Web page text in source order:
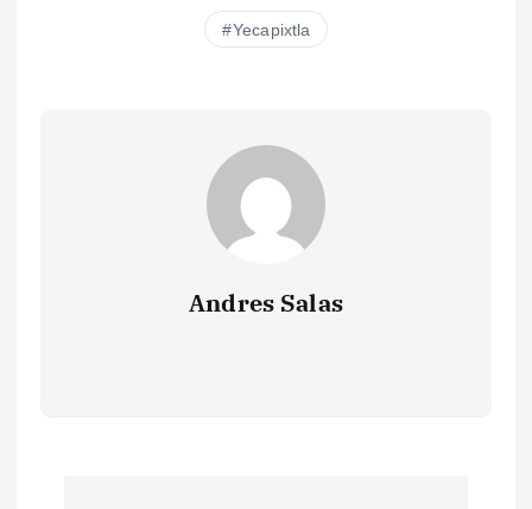
Yecapixtla
Andres Salas